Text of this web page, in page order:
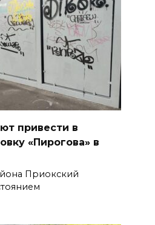
привести в
«Пирогова» в
Приокский